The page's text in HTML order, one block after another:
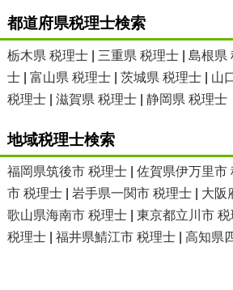
都道府県税理士検索
栃木県 税理士| 三重県 税理士| 島根県
士| 富山県 税理士| 茨城県 税理士| 山
税理士| 滋賀県 税理士| 静岡県 税理士
地域税理士検索
福岡県筑後市 税理士| 佐賀県伊万里市
市 税理士| 岩手県一関市 税理士| 大阪
歌山県海南市 税理士| 東京都立川市
税理士| 福井県鯖江市 税理士| 高知県